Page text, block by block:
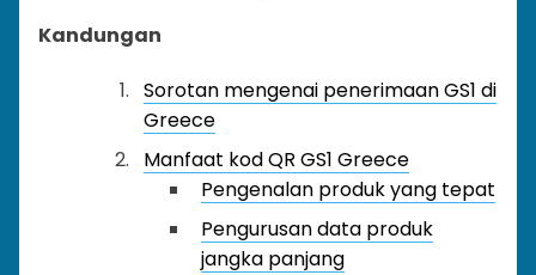
Kandungan
Sorotan mengenai penerimaan GS1 di
Greece
Manfaat kod QR GS1 Greece
Pengenalan produk yang tepat
Pengurusan data produk
jangka panjang